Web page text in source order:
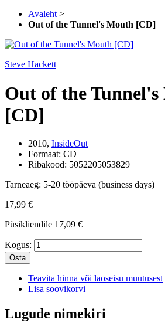
Avaleht >
Out of the Tunnel's Mouth [CD]
Steve Hackett
Out of the
[CD]
2010, InsideOut
Formaat: CD
Ribakood: 5052205053829
Tarneaeg: 5-20 tööpäeva (business days)
17,99 €
Püsikliendile 17,09 €
Kogus:
Osta
Teavita hinna või laoseisu muutusest
Lisa soovikorvi
Lugude nimekiri